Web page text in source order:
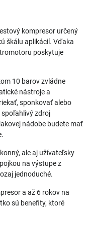
kompresor určený
škálu aplikácií. Vďaka
poskytuje
10 barov zvládne
nástroje a
sponkovať alebo
zdroj
nádobe budete mať
ale aj užívateľsky
na výstupe z
jednoduché.
a až 6 rokov na
sú benefity, ktoré